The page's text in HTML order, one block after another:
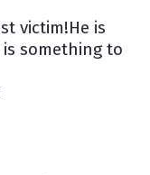
victim!He is
something to